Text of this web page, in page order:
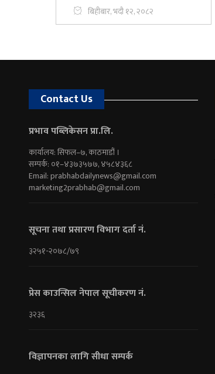
बिहीबार, भदौ १२, २०८२
Contact Us
प्रभाव पब्लिकेसन प्रा.लि.
कार्यालय: सिफल–७, काठमाडौं ।
सम्पर्क: ०१–४३७३५७७, ४५८४३६८
Email:prabhabdailynews@gmail.com
marketing2prabhab@gmail.com
सूचना तथा प्रसारण विभाग दर्ता नं.
३२५१-२०७८/७९
प्रेस काउन्सिल नेपाल सूचीकरण नं.
३२३६
विज्ञापनका लागि सीधा सम्पर्क